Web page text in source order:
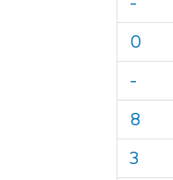
0
-
8
3